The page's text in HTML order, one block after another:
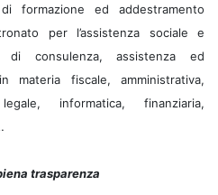
formazione ed addestramento
per l’assistenza sociale e
di consulenza, assistenza ed
materia fiscale, amministrativa,
informatica, finanziaria,
trasparenza